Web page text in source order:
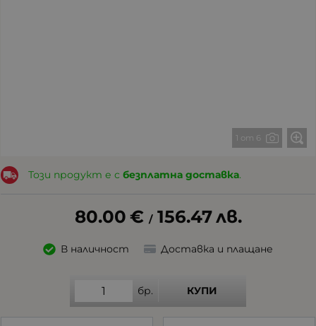
1 от 6
Този продукт е с безплатна доставка.
80.00 € / 156.47лв.
В наличност Доставка и плащане
бр. КУПИ